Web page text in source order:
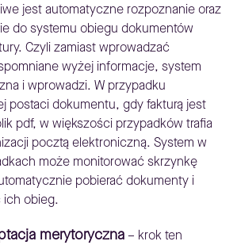
jest automatyczne rozpoznanie oraz
do systemu obiegu dokumentów
Czyli zamiast wprowadzać
wyżej informacje, system
i wprowadzi. W przypadku
postaci dokumentu, gdy fakturą jest
pdf, w większości przypadków trafia
pocztą elektroniczną. System w
może monitorować skrzynkę
pobierać dokumenty i
obieg.
merytoryczna – krok ten